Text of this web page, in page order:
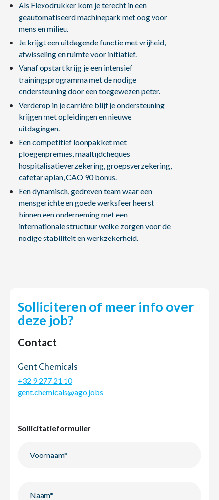
Als Flexodrukker kom je terecht in een
geautomatiseerd machinepark met oog voor
mens en milieu.
Je krijgt een uitdagende functie met vrijheid,
afwisseling en ruimte voor initiatief.
Vanaf opstart krijg je een intensief
trainingsprogramma met de nodige
ondersteuning door een toegewezen peter.
Verderop in je carrière blijf je ondersteuning
krijgen met opleidingen en nieuwe
uitdagingen.
Een competitief loonpakket met
ploegenpremies, maaltijdcheques,
hospitalisatieverzekering, groepsverzekering,
cafetariaplan, CAO 90 bonus.
Een dynamisch, gedreven team waar een
mensgerichte en goede werksfeer heerst
binnen een onderneming met een
internationale structuur welke zorgen voor de
nodige stabiliteit en werkzekerheid.
Solliciteren of meer info over
deze job?
Contact
Gent Chemicals
+32 9 277 21 10
gent.chemicals@ago.jobs
Sollicitatieformulier